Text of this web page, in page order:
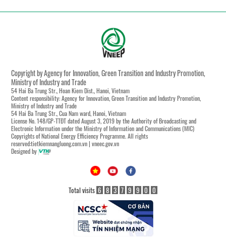
Copyright by Agency for Innovation, Green Transition and Industry Promotion,
Ministry of Industry and Trade
54 Hai Ba Trung Str., Hoan Kiem Dist., Hanoi, Vietnam
Content responsibility: Agency for Innovation, Green Transition and Industry Promotion,
Ministry of Industry and Trade
54 Hai Ba Trung Str., Cua Nam ward, Hanoi, Vietnam
License No. 148/GP-TTĐT dated August 3, 2019 by the Authority of Broadcasting and
Electronic Information under the Ministry of Information and Communications (MIC)
Copyrights of National Energy Efficiency Programme. All rights
reserved:tietkiemnangluong.com.vn | vneec.gov.vn
Designed by
Total visits 6 8 3 7 9 9 0 0